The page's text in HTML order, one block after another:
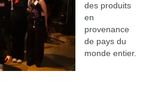
des produits
en
provenance
de pays du
monde entier.